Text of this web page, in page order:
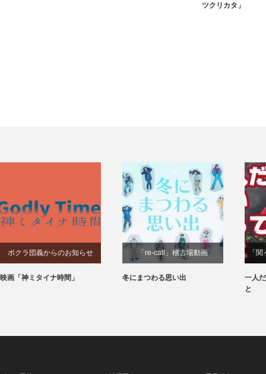
ツクリカタ」
ボクラ団義からのお知らせ
映画「神ミタイナ時間」
「re-call」稽古場動画
冬にまつわる思い出
「
一人
と